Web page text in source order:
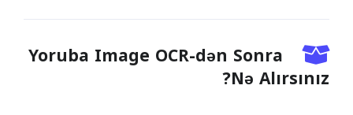
Yoruba Image OCR-dən Sonra
Nə Alırsınız?